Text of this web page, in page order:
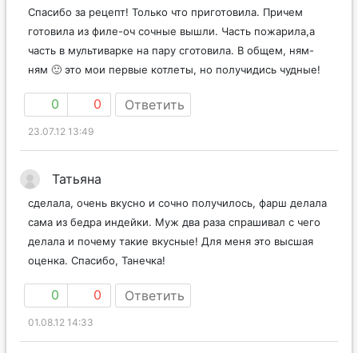
Спасибо за рецепт! Только что приготовила. Причем
готовила из филе-оч сочные вышли. Часть пожарила,а
часть в мультиварке на пару сготовила. В общем, ням-
ням 🙂 это мои первые котлеты, но получидись чудные!
0 0 Ответить
23.07.12 13:49
Татьяна
сделала, очень вкусно и сочно получилось, фарш делала
сама из бедра индейки. Муж два раза спрашивал с чего
делала и почему такие вкусные! Для меня это высшая
оценка. Спасибо, Танечка!
0 0 Ответить
01.08.12 14:33